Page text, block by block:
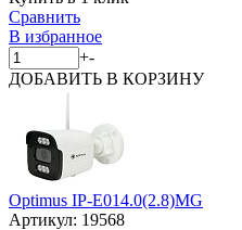
Сравнить
В избранное
+-
ДОБАВИТЬ В КОРЗИНУ
Optimus IP-E014.0(2.8)MG
Артикул: 19568